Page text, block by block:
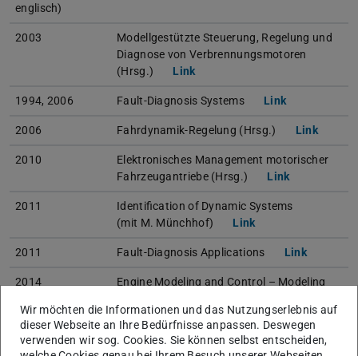
englisch)
2003
Modellgestützte Steuerung, Regelung und
Diagnose von Verbrennungsmotoren
(Hrsg.)
Link
1994, 2006 Fault-Diagnosis Systems Link
2006 Fahrdynamik-Regelung (Hrsg.) Link
2010
Elektronisches Management motorischer
Fahrzeugantriebe (Hrsg.)
Link
2011
Identification of Dynamic Systems
(mit M. Münchhof)
Link
2011 Fault-Diagnosis Applications Link
2014
Engine Modeling and Control – Modeling
Combustion Engines
Link
2017
Combustion Engine Diagnosis – Model-
Wir möchten die Informationen und das Nutzungserlebnis auf
dieser Webseite an Ihre Bedürfnisse anpassen. Deswegen
verwenden wir sog. Cookies. Sie können selbst entscheiden,